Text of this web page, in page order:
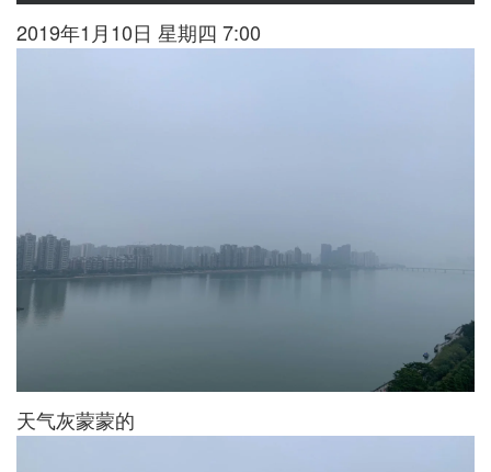
2019年1月10日 星期四 7:00
天气灰蒙蒙的